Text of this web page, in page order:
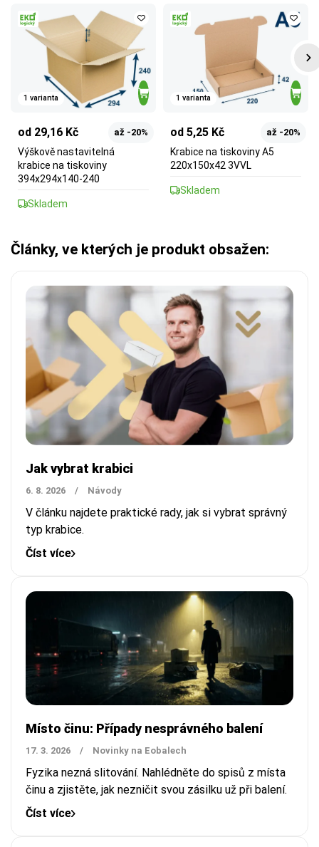
1 varianta
od 29,16 Kč až -20%
Výškově nastavitelná
krabice na tiskoviny
394x294x140-240
Skladem
1 varianta
od 5,25 Kč až -20%
Krabice na tiskoviny A5
220x150x42 3VVL
Skladem
Články, ve kterých je produkt obsažen:
Jak vybrat krabici
6. 8. 2026 / Návody
V článku najdete praktické rady, jak si vybrat správný
typ krabice.
Číst více
Místo činu: Případy nesprávného balení
17. 3. 2026 / Novinky na Eobalech
Fyzika nezná slitování. Nahlédněte do spisů z místa
činu a zjistěte, jak nezničit svou zásilku už při balení.
Číst více